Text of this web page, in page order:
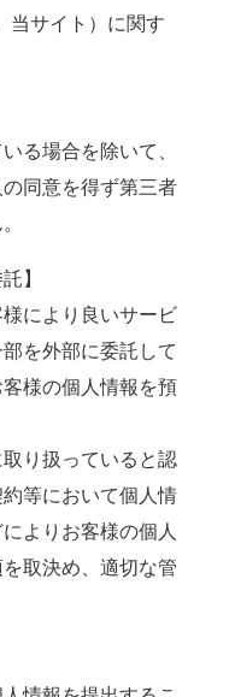
当サイト）に関す
る場合を除いて、
同意を得ず第三者
】
により良いサービ
を外部に委託して
様の個人情報を預
り扱っていると認
等において個人情
よりお客様の個人
取決め、適切な管